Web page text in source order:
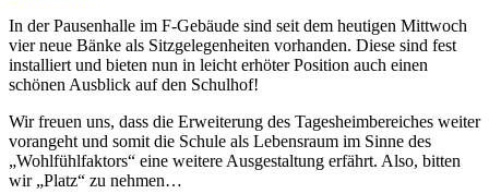
In der Pausenhalle im F-Gebäude sind seit dem heutigen Mittwoch
vier neue Bänke als Sitzgelegenheiten vorhanden. Diese sind fest
installiert und bieten nun in leicht erhöter Position auch einen
schönen Ausblick auf den Schulhof!
Wir freuen uns, dass die Erweiterung des Tagesheimbereiches weiter
vorangeht und somit die Schule als Lebensraum im Sinne des
„Wohlfühlfaktors“ eine weitere Ausgestaltung erfährt. Also, bitten
wir „Platz“ zu nehmen…